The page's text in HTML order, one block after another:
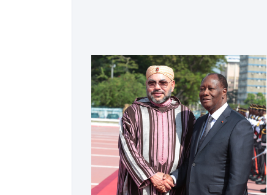
بالصحة والسعادة والتوفيق، مجددا
التعبير لجلالته عن مشاعر الصداقة
العميقة والمتينة التي تكنها فرنسا
وشعبها للمغرب وللشعب المغربي. وقال
الرئيس الفرنسي “لا يساورني أي شك في
أن […]